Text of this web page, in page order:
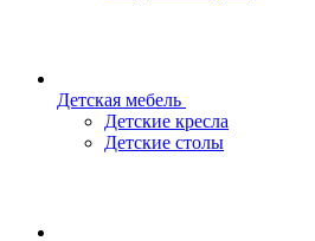
Детская мебель
Детские кресла
Детские столы